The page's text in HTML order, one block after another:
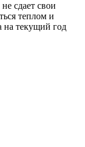
сдает свои
теплом и
на текущий год